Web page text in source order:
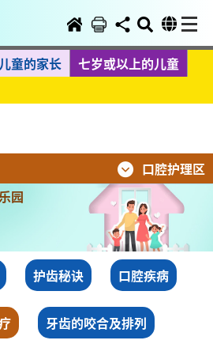
童的家长
七岁或以上的儿童
口腔护理区
园
护齿秘诀 口腔疾病
牙齿的咬合及排列